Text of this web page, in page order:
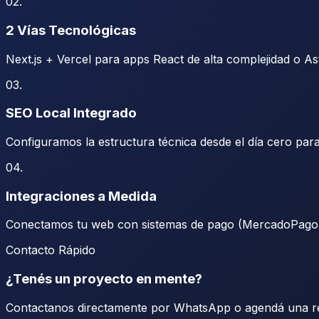
2 Vías Tecnológicas
Next.js + Vercel para apps React de alta complejidad o
03.
SEO Local Integrado
Configuramos la estructura técnica desde el día cero
04.
Integraciones a Medida
Conectamos tu web con sistemas de pago
Contacto Rápido
¿Tenés un proyecto en mente?
Contactanos directamente por WhatsApp o agendá una